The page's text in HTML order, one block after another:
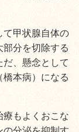
て甲状腺自体の
分を切除する
、懸念として
本病）になる
療もよくおこな